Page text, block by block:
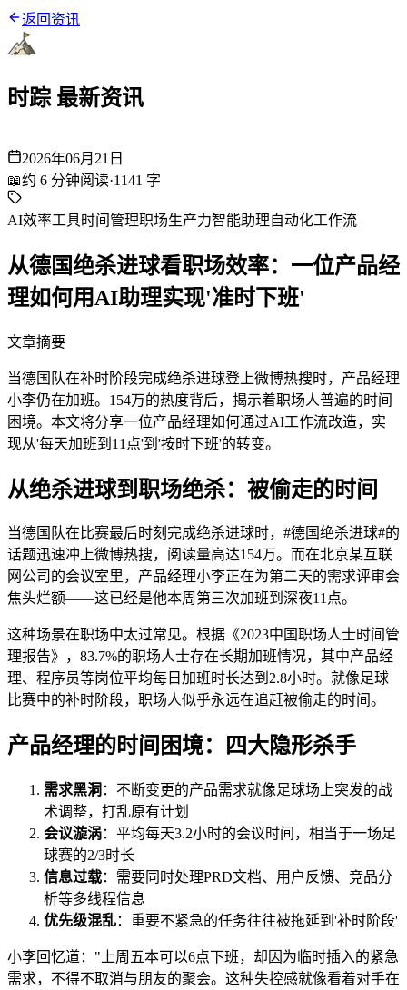
返回资讯
时踪 最新资讯
2026年06月21日
📖约 6 分钟阅读·1141 字
AI效率工具时间管理职场生产力智能助理自动化工作流
从德国绝杀进球看职场效率：一位产品经
理如何用AI助理实现'准时下班'
文章摘要
当德国队在补时阶段完成绝杀进球登上微博热搜时，产品经理
小李仍在加班。154万的热度背后，揭示着职场人普遍的时间
困境。本文将分享一位产品经理如何通过AI工作流改造，实
现从'每天加班到11点'到'按时下班'的转变。
从绝杀进球到职场绝杀：被偷走的时间
当德国队在比赛最后时刻完成绝杀进球时，#德国绝杀进球#的
话题迅速冲上微博热搜，阅读量高达154万。而在北京某互联
网公司的会议室里，产品经理小李正在为第二天的需求评审会
焦头烂额——这已经是他本周第三次加班到深夜11点。
这种场景在职场中太过常见。根据《2023中国职场人士时间管
理报告》，83.7%的职场人士存在长期加班情况，其中产品经
理、程序员等岗位平均每日加班时长达到2.8小时。就像足球
比赛中的补时阶段，职场人似乎永远在追赶被偷走的时间。
产品经理的时间困境：四大隐形杀手
需求黑洞 ：不断变更的产品需求就像足球场上突发的战
术调整，打乱原有计划
会议漩涡：平均每天3.2小时的会议时间，相当于一场足
球赛的2/3时长
信息过载：需要同时处理PRD文档、用户反馈、竞品分
析等多线程信息
优先级混乱：重要不紧急的任务往往被拖延到'补时阶段'
小李回忆道："上周五本可以6点下班，却因为临时插入的紧急
需求，不得不取消与朋友的聚会。这种失控感就像看着对手在